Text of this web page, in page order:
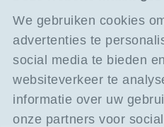
We gebruiken cookies
advertenties te
social media te bieden
websiteverkeer te
informatie over uw
onze partners voor
ABAS erkent het
vorming voor haar
ABAS-leden korting
opleidingen die
werking.